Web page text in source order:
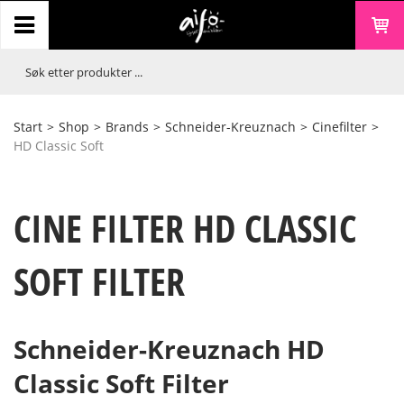
Start > Shop > Brands > Schneider-Kreuznach > Cinefilter >
HD Classic Soft
CINE FILTER HD CLASSIC
SOFT FILTER
Schneider-Kreuznach HD
Classic Soft Filter